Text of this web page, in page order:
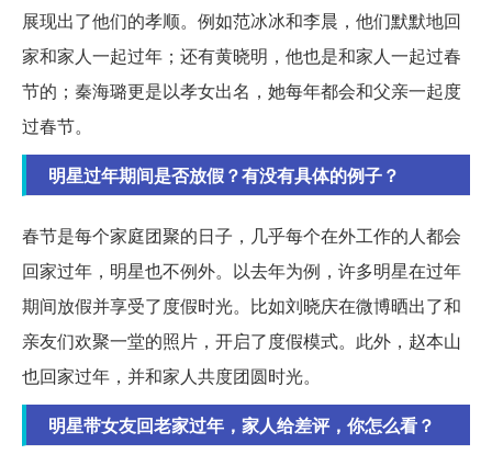
展现出了他们的孝顺。例如范冰冰和李晨，他们默默地回
家和家人一起过年；还有黄晓明，他也是和家人一起过春
节的；秦海璐更是以孝女出名，她每年都会和父亲一起度
过春节。
明星过年期间是否放假？有没有具体的例子？
春节是每个家庭团聚的日子，几乎每个在外工作的人都会
回家过年，明星也不例外。以去年为例，许多明星在过年
期间放假并享受了度假时光。比如刘晓庆在微博晒出了和
亲友们欢聚一堂的照片，开启了度假模式。此外，赵本山
也回家过年，并和家人共度团圆时光。
明星带女友回老家过年，家人给差评，你怎么看？